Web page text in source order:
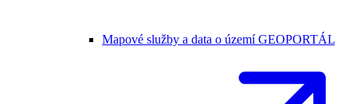
Mapové služby a data o území GEOPORTÁL